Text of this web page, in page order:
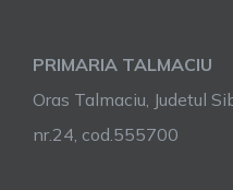
PRIMARIA TALMACIU
Oras Talmaciu, Judetul
nr.24, cod.555700